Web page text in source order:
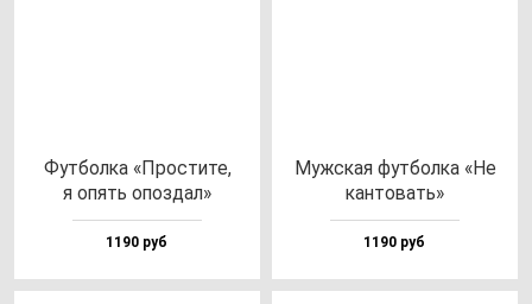
Фут­бол­ка «Прос­ти­те,
я опять опоз­дал»
1190 руб
Муж­ская фут­бол­ка «Не
кан­то­вать»
1190 руб